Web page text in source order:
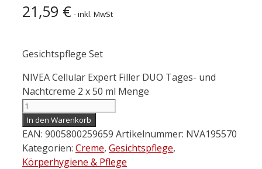
21,59 € - inkl. MwSt
Gesichtspflege Set
NIVEA Cellular Expert Filler DUO Tages- und
Nachtcreme 2 x 50 ml Menge
In den Warenkorb
EAN: 9005800259659 Artikelnummer: NVA195570
Kategorien: Creme, Gesichtspflege,
Körperhygiene & Pflege